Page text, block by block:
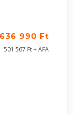
636 990 Ft
501 567 Ft + ÁFA